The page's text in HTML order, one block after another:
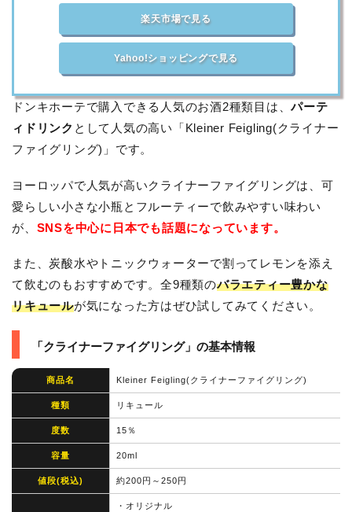
楽天市場で見る
Yahoo!ショッピングで見る
ドンキホーテで購入できる人気のお酒2種類目は、パーテ
ィドリンク として人気の高い「Kleiner Feigling(クライナー
ファイグリング)」です。
ヨーロッパで人気が高いクライナーファイグリングは、可
愛らしい小さな小瓶とフルーティーで飲みやすい味わい
が、 SNSを中心に日本でも話題になっています。
また、炭酸水やトニックウォーターで割ってレモンを添え
て飲むのもおすすめです。全9種類のバラエティー豊かな
リキュールが気になった方はぜひ試してみてください。
「クライナーファイグリング」の基本情報
商品名 Kleiner Feigling(クライナーファイグリング)
種類 リキュール
度数 15％
容量 20ml
値段(税込) 約200円～250円
・オリジナル